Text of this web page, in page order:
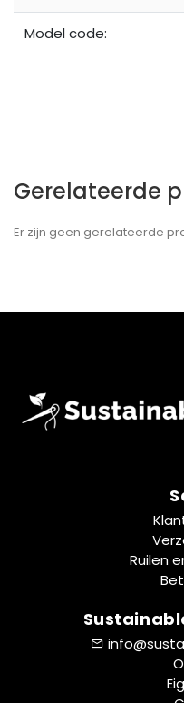
Model code:
Gerelateerde
Er zijn geen gerelateerde
Ruilen